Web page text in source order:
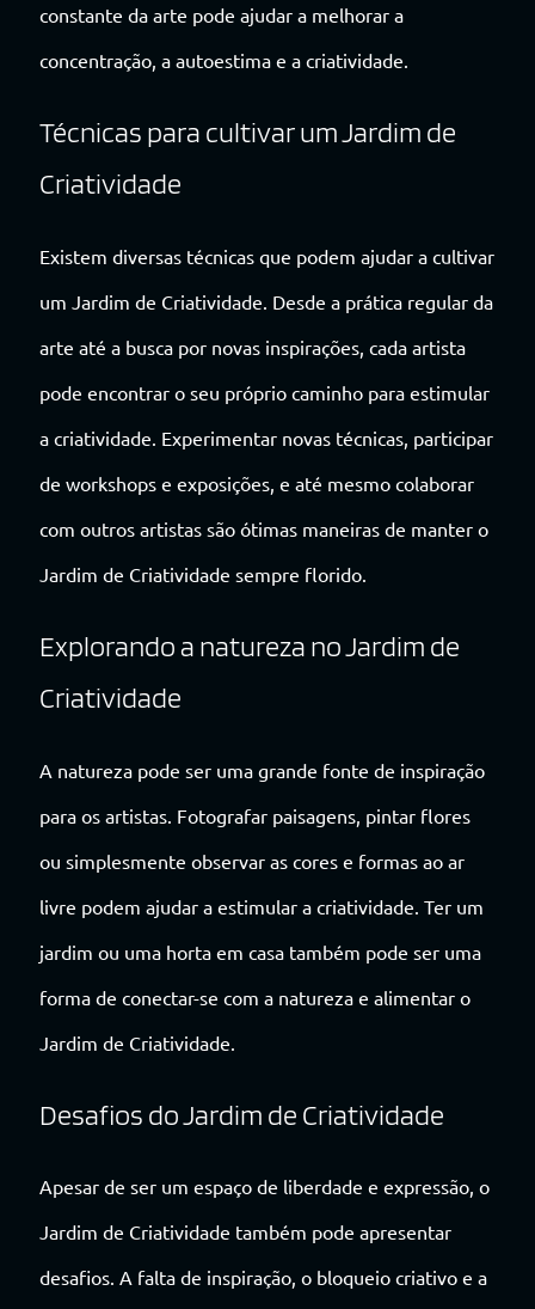
constante da arte pode ajudar a melhorar a
concentração, a autoestima e a criatividade.
Técnicas para cultivar um Jardim de
Criatividade
Existem diversas técnicas que podem ajudar a cultivar
um Jardim de Criatividade. Desde a prática regular da
arte até a busca por novas inspirações, cada artista
pode encontrar o seu próprio caminho para estimular
a criatividade. Experimentar novas técnicas, participar
de workshops e exposições, e até mesmo colaborar
com outros artistas são ótimas maneiras de manter o
Jardim de Criatividade sempre florido.
Explorando a natureza no Jardim de
Criatividade
A natureza pode ser uma grande fonte de inspiração
para os artistas. Fotografar paisagens, pintar flores
ou simplesmente observar as cores e formas ao ar
livre podem ajudar a estimular a criatividade. Ter um
jardim ou uma horta em casa também pode ser uma
forma de conectar-se com a natureza e alimentar o
Jardim de Criatividade.
Desafios do Jardim de Criatividade
Apesar de ser um espaço de liberdade e expressão, o
Jardim de Criatividade também pode apresentar
desafios. A falta de inspiração, o bloqueio criativo e a